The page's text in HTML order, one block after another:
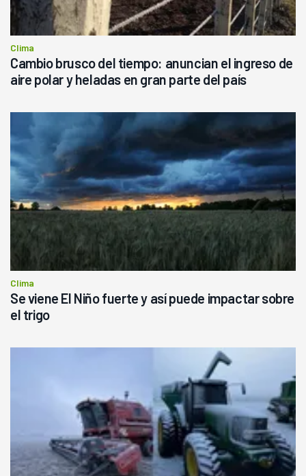
Clima
Cambio brusco del tiempo: anuncian el ingreso de
aire polar y heladas en gran parte del país
Clima
Se viene El Niño fuerte y así puede impactar sobre
el trigo